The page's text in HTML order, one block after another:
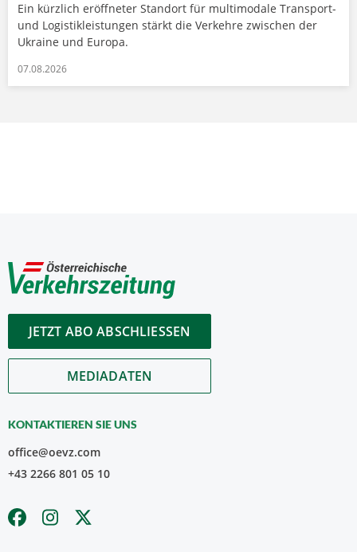
Ein kürzlich eröffneter Standort für multimodale Transport-
und Logistikleistungen stärkt die Verkehre zwischen der
Ukraine und Europa.
07.08.2026
JETZT ABO ABSCHLIESSEN
MEDIADATEN
KONTAKTIEREN SIE UNS
office@oevz.com
+43 2266 801 05 10